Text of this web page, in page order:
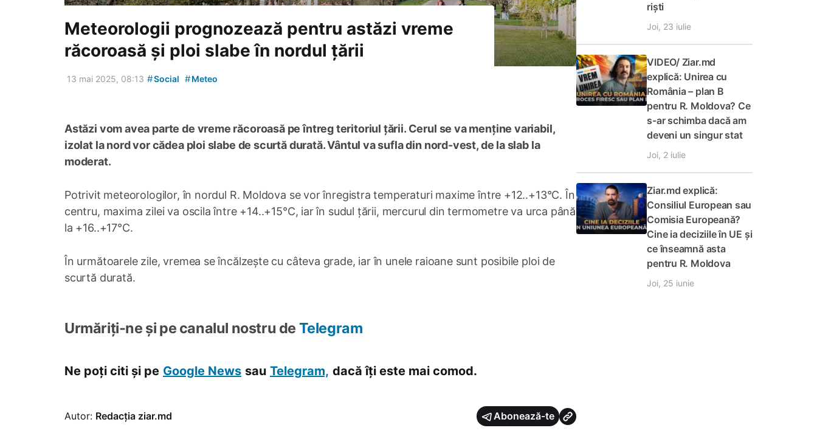
Meteorologii prognozează pentru astăzi vreme
răcoroasă și ploi slabe în nordul țării
13 mai 2025, 08:13 #Social #Meteo
Astăzi vom avea parte de vreme răcoroasă pe întreg teritoriul țării. Cerul se va menține variabil,
izolat la nord vor cădea ploi slabe de scurtă durată. Vântul va sufla din nord-vest, de la slab la
moderat.
Potrivit meteorologilor, în nordul R. Moldova se vor înregistra temperaturi maxime între +12..+13°C. În
centru, maxima zilei va oscila între +14..+15°C, iar în sudul țării, mercurul din termometre va urca până
la +16..+17°C.
În următoarele zile, vremea se încălzește cu câteva grade, iar în unele raioane sunt posibile ploi de
scurtă durată.
Urmăriți-ne și pe canalul nostru de Telegram
Ne poți citi și pe Google News sau Telegram, dacă îți este mai comod.
Autor: Redacția ziar.md Abonează-te
riști
Joi, 23 iulie
VIDEO/ Ziar.md
explică: Unirea cu
România – plan B
pentru R. Moldova? Ce
s-ar schimba dacă am
deveni un singur stat
Joi, 2 iulie
Ziar.md explică:
Consiliul European sau
Comisia Europeană?
Cine ia deciziile în UE și
ce înseamnă asta
pentru R. Moldova
Joi, 25 iunie